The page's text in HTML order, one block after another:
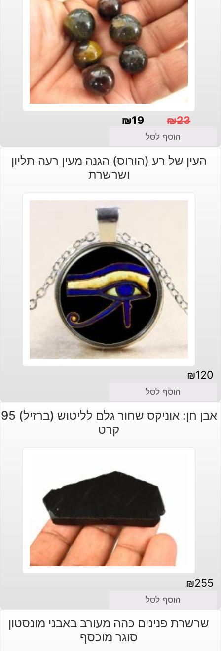
₪23
המקורי
היה:
₪19
הנוכחי
הוא:
הוסף לסל
העין של רע (הורוס) הגנה מעין רעה תליון
ושרשרת
₪120
הוסף לסל
אבן חן: אוניקס שחור גלם לליטוש (ברזיל) 95
קרט
₪255
הוסף לסל
שרשרת פנינים כהה מעורב באבני מונסטון
סוגר מוכסף